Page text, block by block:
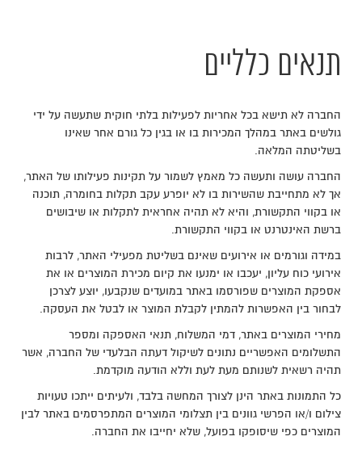
תנאים כלליים
החברה לא תישא בכל אחריות לפעילות בלתי חוקית שתעשה על ידי
גולשים באתר במהלך המכירות בו או בגין כל גורם אחר שאינו
בשליטתה המלאה.
החברה עושה ותעשה כל מאמץ לשמור על תקינות פעילותו של האתר,
אך לא מתחייבת שהשירות בו לא יופרע עקב תקלות בחומרה, תוכנה
או בקווי התקשורת, והיא לא תהיה אחראית לתקלות או שיבושים
ברשת האינטרנט או בקווי התקשורת.
במידה וגורמים או אירועים שאינם בשליטת מפעילי האתר, לרבות
אירועי כוח עליון, יעכבו או ימנעו את קיום מכירת המוצרים או את
אספקת המוצרים שפורסמו באתר במועדים שנקבעו, יוצע לצרכן
לבחור בין האפשרות להמתין לקבלת המוצר או לבטל את העסקה.
מחירי המוצרים באתר, דמי המשלוח, תנאי האספקה ומספר
התשלומים האפשריים נתונים לשיקול דעתה הבלעדי של החברה, אשר
תהיה רשאית לשנותם מעת לעת וללא הודעה מוקדמת.
כל התמונות באתר הינן לצורך המחשה בלבד, ולעיתים ייתכו טעויות
צילום ו/או הפרשי גוונים בין תצלומי המוצרים המתפרסמים באתר לבין
המוצרים כפי שיסופקו בפועל, שלא יחייבו את החברה.